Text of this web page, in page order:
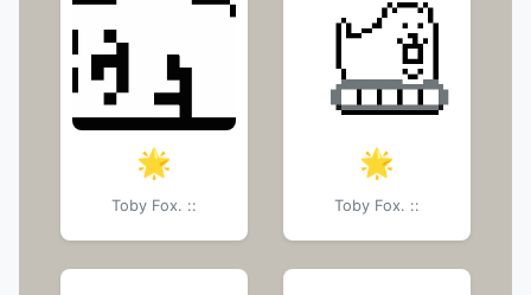
🌟
Toby Fox. ::
🌟
Toby Fox. ::